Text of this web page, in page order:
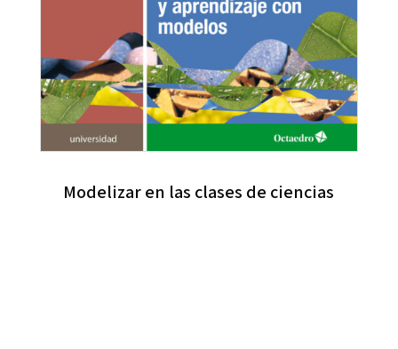
Modelizar en las clases de ciencias